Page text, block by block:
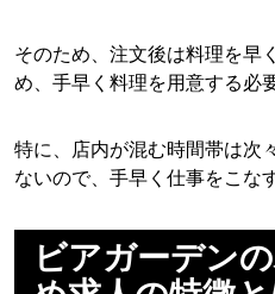
そのため、注文後は料理を早
め、手早く料理を用意する必
特に、店内が混む時間帯は次
ないので、手早く仕事をこな
ビアガーデン